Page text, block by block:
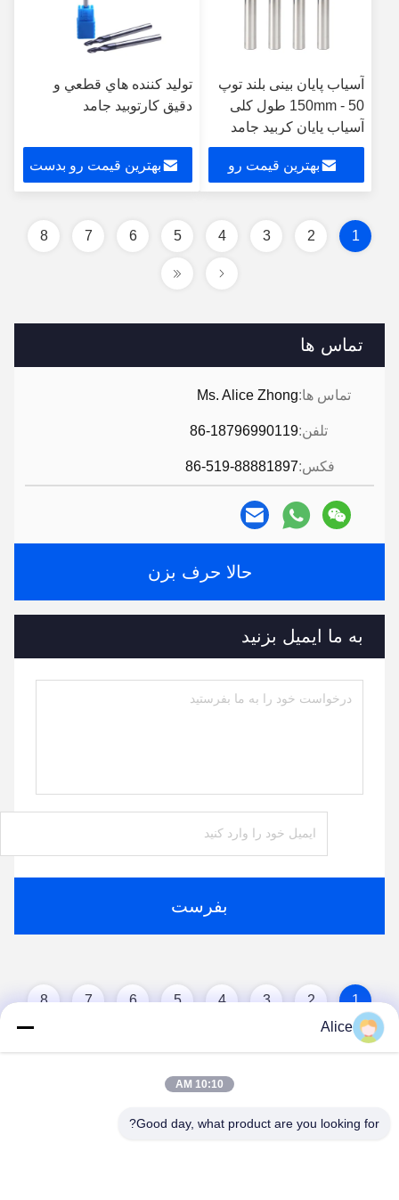
تماس ها
تماس ها:Ms. Alice Zhong
تلفن:86-18796990119
فکس:86-519-88881897
حالا حرف بزن
به ما ایمیل بزنید
بفرست
آسیاب پایان بینی بلند توپ
50 - 150mm طول کلی
آسیاب پایان کربید جامد
بهترین قیمت رو
توليد كننده هاي قطعي و
دقيق كارتوبيد جامد
بهترین قیمت رو بدست
1
2
3
4
5
6
7
8
1
2
3
4
5
6
7
8
Alice
10:10 AM
Good day, what product are you looking for?